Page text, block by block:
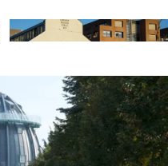
t
h
g
s
w
c
k
-
p
O
p
p
o
p